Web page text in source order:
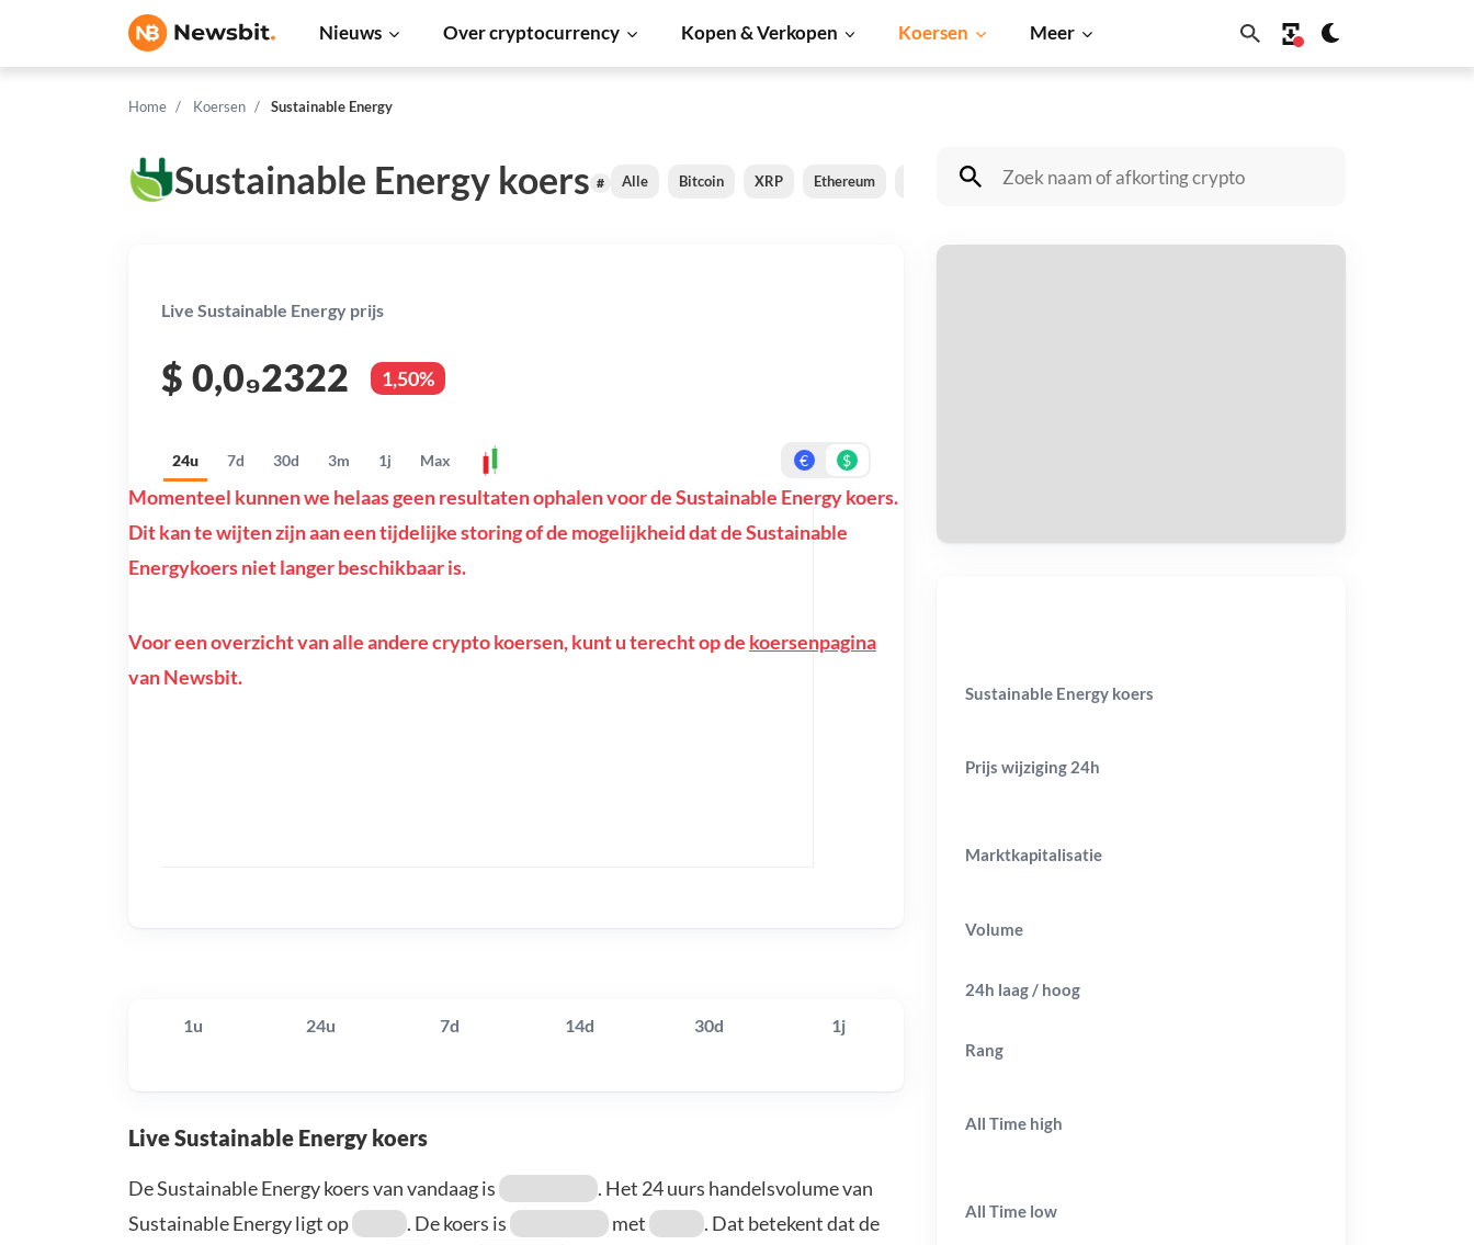
Nieuws Over cryptocurrency Kopen & Verkopen Koersen Meer
Home Koersen Sustainable Energy
Sustainable Energy koers # Alle Bitcoin XRP Ethereum Shiba Inu Dogecoin Solana BNB
Live Sustainable Energy prijs
$ 0,0₉2322 1,50%
24u 7d 30d 3m 1j Max € $
Momenteel kunnen we helaas geen resultaten ophalen voor de Sustainable Energy koers.
Dit kan te wijten zijn aan een tijdelijke storing of de mogelijkheid dat de Sustainable
Energykoers niet langer beschikbaar is.
Voor een overzicht van alle andere crypto koersen, kunt u terecht op de koersenpagina
van Newsbit.
1u 24u 7d 14d 30d 1j
Live Sustainable Energy koers
De Sustainable Energy koers van vandaag is
. Het 24 uurs handelsvolume van
Sustainable Energy ligt op
. De koers is met
. Dat betekent dat de
Sustainable Energy koers
Prijs wijziging 24h
Marktkapitalisatie
Volume
24h laag / hoog
Rang
All Time high
All Time low